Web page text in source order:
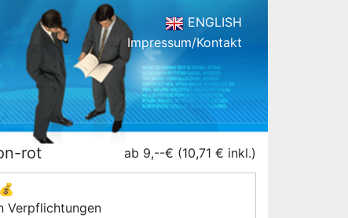
ENGLISH
Impressum/Kontakt
rot ab 9,--€ (10,71 € inkl.)
💰
Verpflichtungen